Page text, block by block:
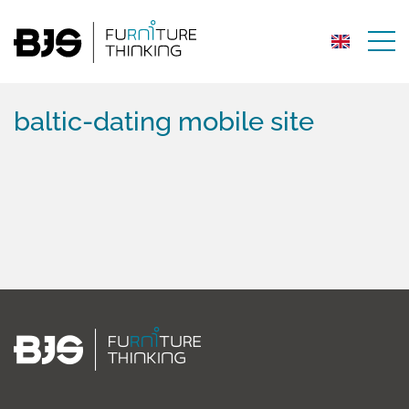
baltic-dating mobile site